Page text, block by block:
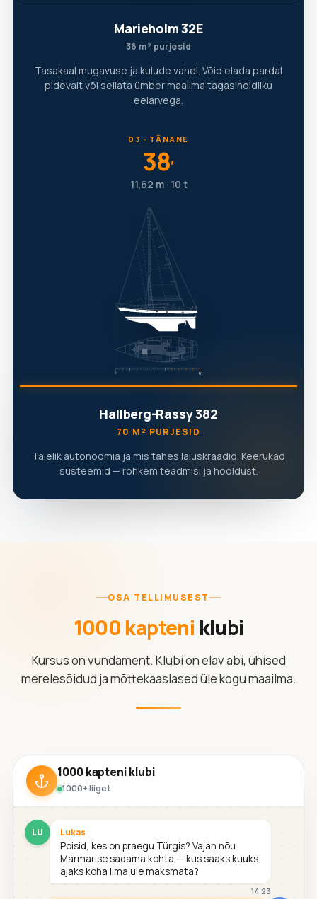
Marieholm 32E
36 m² purjesid
Tasakaal mugavuse ja kulude vahel. Võid elada pardal
pidevalt või seilata ümber maailma tagasihoidliku
eelarvega.
03 · TÄNANE
38′
11,62 m · 10 t
Hallberg-Rassy 382
70 M² PURJESID
Täielik autonoomia ja mis tahes laiuskraadid. Keerukad
süsteemid — rohkem teadmisi ja hooldust.
OSA TELLIMUSEST
1000 kapteni klubi
Kursus on vundament. Klubi on elav abi, ühised
merelesõidud ja mõttekaaslased üle kogu maailma.
1000 kapteni klubi
1000+ liiget
LU Lukas
Poisid, kes on praegu Türgis? Vajan nõu
Marmarise sadama kohta — kus saaks kuuks
ajaks koha ilma üle maksmata?
14:23